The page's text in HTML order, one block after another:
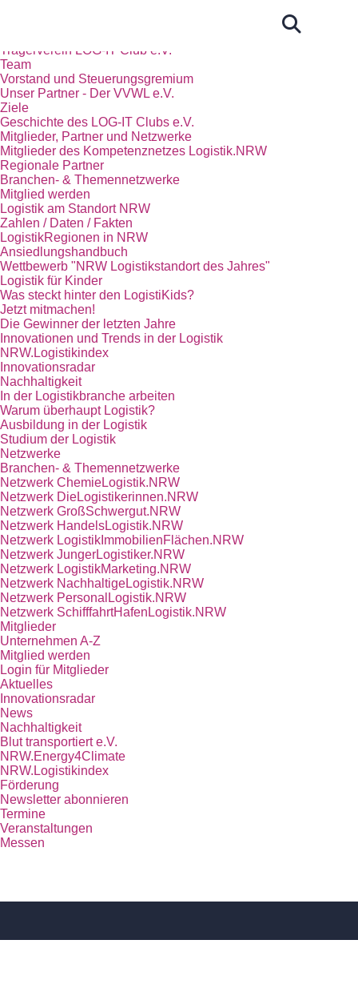
Trägerverein LOG-IT Club e.V.
Team
Vorstand und Steuerungsgremium
Unser Partner - Der VVWL e.V.
Ziele
Geschichte des LOG-IT Clubs e.V.
Mitglieder, Partner und Netzwerke
Mitglieder des Kompetenznetzes Logistik.NRW
Regionale Partner
Branchen- & Themennetzwerke
Mitglied werden
Logistik am Standort NRW
Zahlen / Daten / Fakten
LogistikRegionen in NRW
Ansiedlungshandbuch
Wettbewerb "NRW Logistikstandort des Jahres"
Logistik für Kinder
Was steckt hinter den LogistiKids?
Jetzt mitmachen!
Die Gewinner der letzten Jahre
Innovationen und Trends in der Logistik
NRW.Logistikindex
Innovationsradar
Nachhaltigkeit
In der Logistikbranche arbeiten
Warum überhaupt Logistik?
Ausbildung in der Logistik
Studium der Logistik
Netzwerke
Branchen- & Themennetzwerke
Netzwerk ChemieLogistik.NRW
Netzwerk DieLogistikerinnen.NRW
Netzwerk GroßSchwergut.NRW
Netzwerk HandelsLogistik.NRW
Netzwerk LogistikImmobilienFlächen.NRW
Netzwerk JungerLogistiker.NRW
Netzwerk LogistikMarketing.NRW
Netzwerk NachhaltigeLogistik.NRW
Netzwerk PersonalLogistik.NRW
Netzwerk SchifffahrtHafenLogistik.NRW
Mitglieder
Unternehmen A-Z
Mitglied werden
Login für Mitglieder
Aktuelles
Innovationsradar
News
Nachhaltigkeit
Blut transportiert e.V.
NRW.Energy4Climate
NRW.Logistikindex
Förderung
Newsletter abonnieren
Termine
Veranstaltungen
Messen